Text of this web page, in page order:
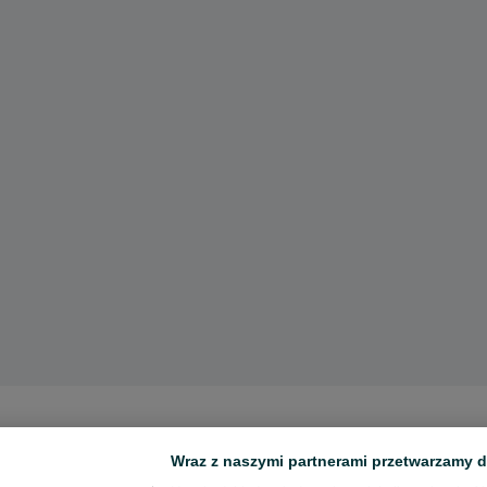
Wraz z naszymi partnerami przetwarzamy